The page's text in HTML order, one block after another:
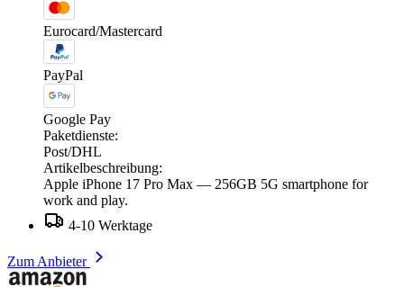
Eurocard/Mastercard
PayPal
Google Pay
Paketdienste:
Post/DHL
Artikelbeschreibung:
Apple iPhone 17 Pro Max — 256GB 5G smartphone for
work and play.
4-10 Werktage
Zum Anbieter